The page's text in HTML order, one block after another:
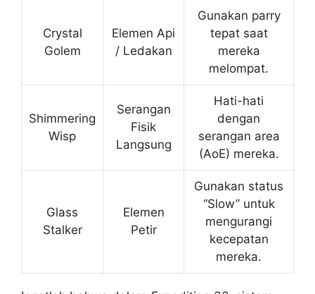
Crystal
Golem
Elemen Api
/ Ledakan
Gunakan parry
tepat saat
mereka
melompat.
Shimmering
Wisp
Serangan
Fisik
Langsung
Hati-hati
dengan
serangan area
(AoE) mereka.
Glass
Stalker
Elemen
Petir
Gunakan status
“Slow” untuk
mengurangi
kecepatan
mereka.